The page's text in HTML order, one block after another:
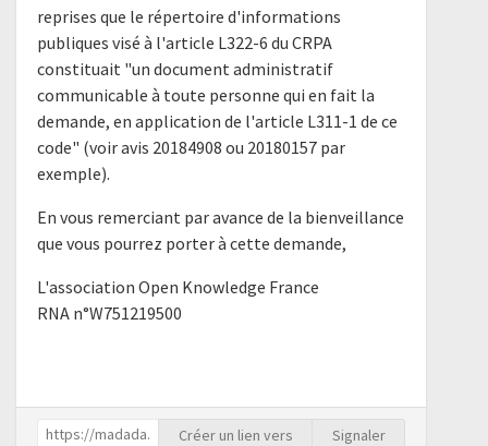
reprises que le répertoire d'informations
publiques visé à l'article L322-6 du CRPA
constituait "un document administratif
communicable à toute personne qui en fait la
demande, en application de l'article L311-1 de ce
code" (voir avis 20184908 ou 20180157 par
exemple).
En vous remerciant par avance de la bienveillance
que vous pourrez porter à cette demande,
L'association Open Knowledge France
RNA n°W751219500
Créer un lien vers Signaler